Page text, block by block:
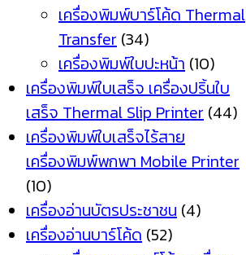
เครื่องพิมพ์บาร์โค้ด Thermal
Transfer (34)
เครื่องพิมพ์ใบปะหน้า (10)
เครื่องพิมพ์ใบเสร็จ เครื่องปริ้นใบ
เสร็จ Thermal Slip Printer (44)
เครื่องพิมพ์ใบเสร็จไร้สาย
เครื่องพิมพ์พกพา Mobile Printer
(10)
เครื่องอ่านบัตรประชาชน (4)
เครื่องอ่านบาร์โค้ด (52)